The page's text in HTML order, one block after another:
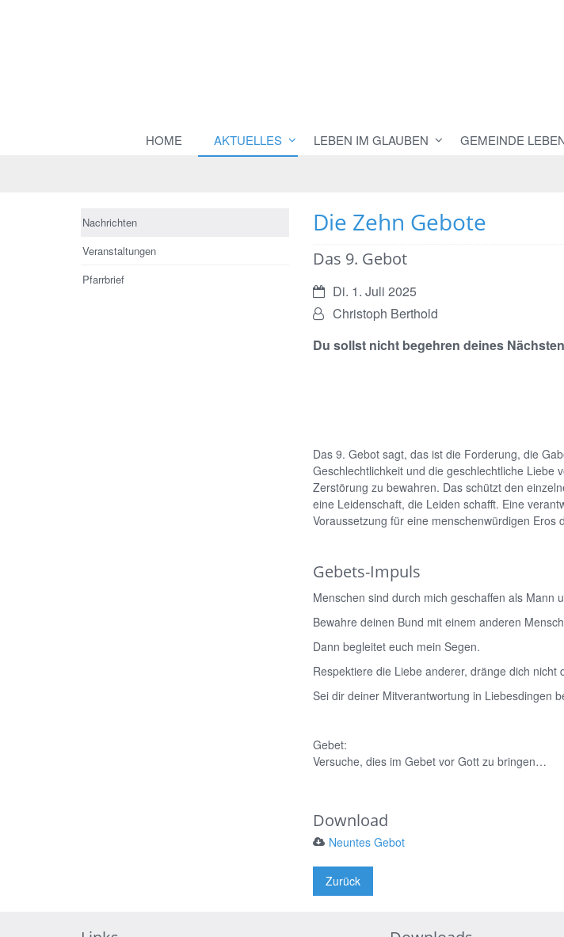
HOME AKTUELLES LEBEN IM GLAUBEN GEMEINDE
Die Zehn Gebote
Das 9. Gebot
Datum:Di. 1. Juli 2025
Von:Christoph Berthold
Du sollst nicht begehren deines
Das 9. Gebot sagt, das ist die Forderung, die
Geschlechtlichkeit und die geschlechtliche Liebe
Zerstörung zu bewahren. Das schützt den
eine Leidenschaft, die Leiden schafft. Eine
Voraussetzung für eine menschenwürdigen Eros
Gebets-Impuls
Menschen sind durch mich geschaffen als Mann
Bewahre deinen Bund mit einem anderen
Dann begleitet euch mein Segen.
Respektiere die Liebe anderer, dränge dich
Sei dir deiner Mitverantwortung in Liebesdingen
Gebet:
Versuche, dies im Gebet vor Gott zu bringen…
Download
Neuntes Gebot
Zurück
Nachrichten
Veranstaltungen
Pfarrbrief